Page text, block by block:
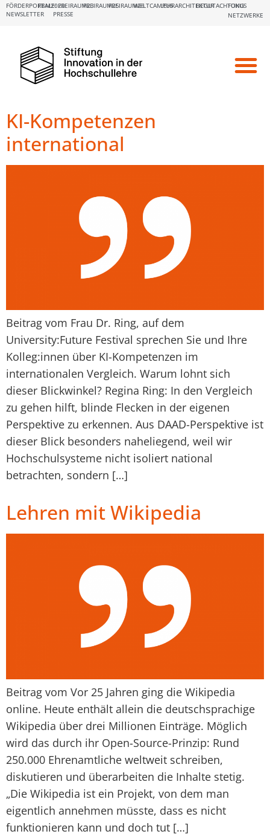
NEWSLETTER PRESSE
FÖRDERPORTALE:
FBM2020FREIRAUM23FREIRAUM25FREIRAUM26WELTCAMPUSLEHRARCHITEKTURBEGUTACHTUNG
FOKUS
NETZWERKE
KI-Kompetenzen
international
Beitrag vom Frau Dr. Ring, auf dem
University:Future Festival sprechen Sie und Ihre
Kolleg:innen über KI-Kompetenzen im
internationalen Vergleich. Warum lohnt sich
dieser Blickwinkel? Regina Ring: In den Vergleich
zu gehen hilft, blinde Flecken in der eigenen
Perspektive zu erkennen. Aus DAAD-Perspektive ist
dieser Blick besonders naheliegend, weil wir
Hochschulsysteme nicht isoliert national
betrachten, sondern […]
Lehren mit Wikipedia
Beitrag vom Vor 25 Jahren ging die Wikipedia
online. Heute enthält allein die deutschsprachige
Wikipedia über drei Millionen Einträge. Möglich
wird das durch ihr Open-Source-Prinzip: Rund
250.000 Ehrenamtliche weltweit schreiben,
diskutieren und überarbeiten die Inhalte stetig.
„Die Wikipedia ist ein Projekt, von dem man
eigentlich annehmen müsste, dass es nicht
funktionieren kann und doch tut […]